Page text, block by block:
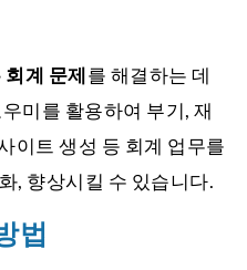
회계 문제를 해결하는 데
미를 활용하여 부기, 재
이트 생성 등 회계 업무를
, 향상시킬 수 있습니다.
법